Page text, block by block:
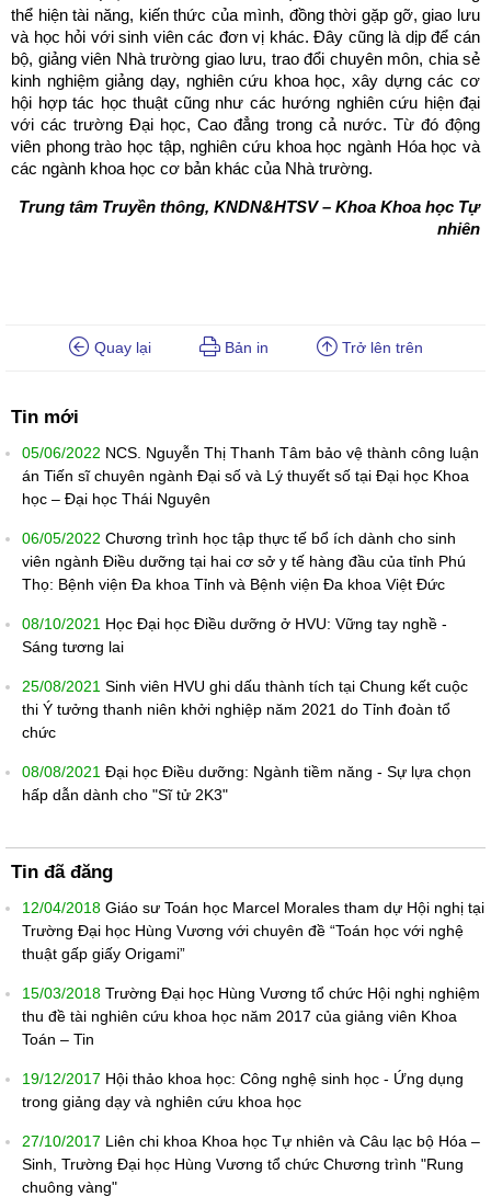
thể hiện tài năng, kiến thức của mình, đồng thời gặp gỡ, giao lưu
và học hỏi với sinh viên các đơn vị khác. Đây cũng là dịp để cán
bộ, giảng viên Nhà trường giao lưu, trao đổi chuyên môn, chia sẻ
kinh nghiệm giảng dạy, nghiên cứu khoa học, xây dựng các cơ
hội hợp tác học thuật cũng như các hướng nghiên cứu hiện đại
với các trường Đại học, Cao đẳng trong cả nước. Từ đó động
viên phong trào học tập, nghiên cứu khoa học ngành Hóa học và
các ngành khoa học cơ bản khác của Nhà trường.
Trung tâm Truyền thông, KNDN&HTSV – Khoa Khoa học Tự
nhiên
Quay lại Bản in Trở lên trên
Tin mới
05/06/2022 NCS. Nguyễn Thị Thanh Tâm bảo vệ thành công luận
án Tiến sĩ chuyên ngành Đại số và Lý thuyết số tại Đại học Khoa
học – Đại học Thái Nguyên
06/05/2022 Chương trình học tập thực tế bổ ích dành cho sinh
viên ngành Điều dưỡng tại hai cơ sở y tế hàng đầu của tỉnh Phú
Thọ: Bệnh viện Đa khoa Tỉnh và Bệnh viện Đa khoa Việt Đức
08/10/2021 Học Đại học Điều dưỡng ở HVU: Vững tay nghề -
Sáng tương lai
25/08/2021 Sinh viên HVU ghi dấu thành tích tại Chung kết cuộc
thi Ý tưởng thanh niên khởi nghiệp năm 2021 do Tỉnh đoàn tổ
chức
08/08/2021 Đại học Điều dưỡng: Ngành tiềm năng - Sự lựa chọn
hấp dẫn dành cho "Sĩ tử 2K3"
Tin đã đăng
12/04/2018 Giáo sư Toán học Marcel Morales tham dự Hội nghị tại
Trường Đại học Hùng Vương với chuyên đề “Toán học với nghệ
thuật gấp giấy Origami”
15/03/2018 Trường Đại học Hùng Vương tổ chức Hội nghị nghiệm
thu đề tài nghiên cứu khoa học năm 2017 của giảng viên Khoa
Toán – Tin
19/12/2017 Hội thảo khoa học: Công nghệ sinh học - Ứng dụng
trong giảng dạy và nghiên cứu khoa học
27/10/2017 Liên chi khoa Khoa học Tự nhiên và Câu lạc bộ Hóa –
Sinh, Trường Đại học Hùng Vương tổ chức Chương trình "Rung
chuông vàng"